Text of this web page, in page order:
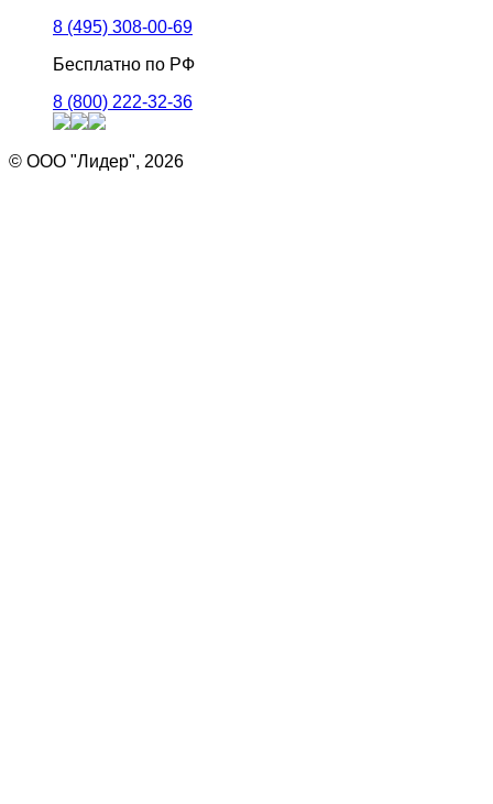
8 (495) 308-00-69
Бесплатно по РФ
8 (800) 222-32-36
© ООО "Лидер", 2026